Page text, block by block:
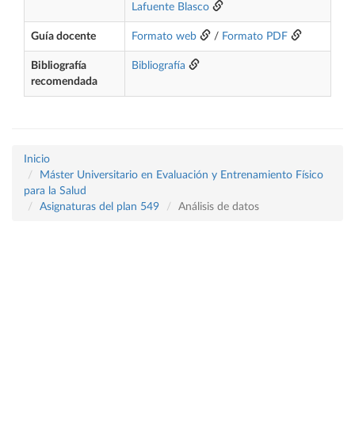
Lafuente Blasco
Guía docente Formato web / Formato PDF
Bibliografía
recomendada
Bibliografía
Inicio
Máster Universitario en Evaluación y Entrenamiento Físico
para la Salud
Asignaturas del plan 549
Análisis de datos